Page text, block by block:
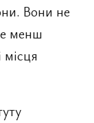
Вони не
менш